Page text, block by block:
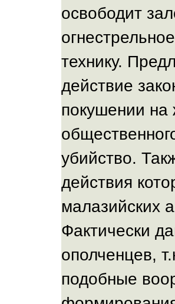
освободит
технику.
действие
покушении на
убийство.
действия
малазийских
Фактически
ополченцев,
подобные